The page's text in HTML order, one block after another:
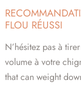
FLOU RÉUSSI
N’hésitez pas à
volume à votre
that can weight